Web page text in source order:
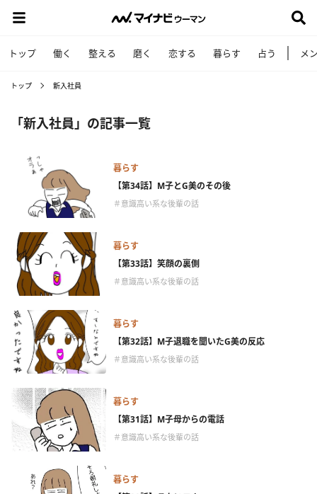
トップ 働く 整える 磨く 恋する 暮らす 占う メ
トップ 新入社員
「新入社員」の記事一覧
暮らす
【第34話】M子とG美のその後
＃意識高い系な後輩の話
暮らす
【第33話】笑顔の裏側
＃意識高い系な後輩の話
暮らす
【第32話】M子退職を聞いたG美の反応
＃意識高い系な後輩の話
暮らす
【第31話】M子母からの電話
＃意識高い系な後輩の話
暮らす